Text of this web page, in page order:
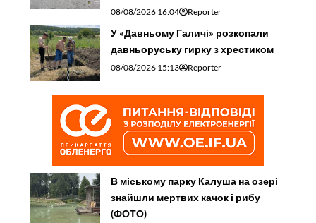
08/08/2026 16:04 Reporter
У «Давньому Галичі» розкопали
давньоруську гирку з хрестиком
08/08/2026 15:13 Reporter
В міському парку Калуша на озері
знайшли мертвих качок і рибу
(ФОТО)